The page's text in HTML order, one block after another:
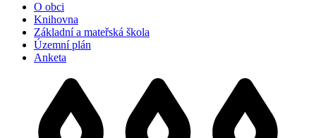
O obci
Knihovna
Základní a mateřská škola
Územní plán
Anketa